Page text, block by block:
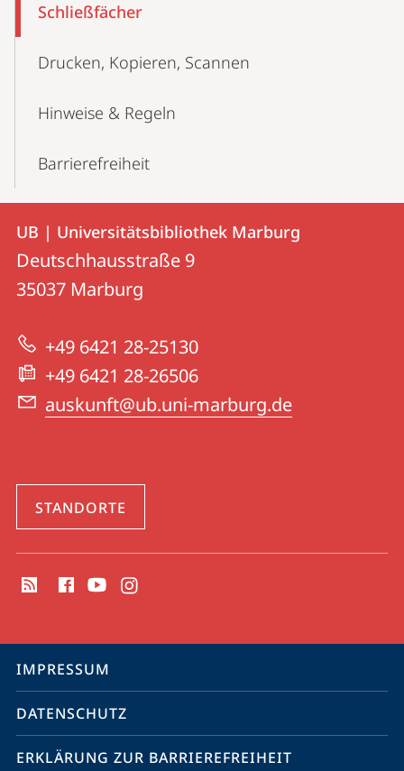
Schließfächer
Drucken, Kopieren, Scannen
Hinweise & Regeln
Barrierefreiheit
Kontakt
und
Informationen
zur
Website
Kontaktinformationen
UB
|
Universitätsbibliothek
Marburg
UB | Universitätsbibliothek Marburg
Deutschhausstraße 9
35037 Marburg
+49 6421 28-25130
+49 6421 28-26506
auskunft@ub.uni-marburg.de
STANDORTE
Media
Service-
Navigation
IMPRESSUM
DATENSCHUTZ
ERKLÄRUNG ZUR BARRIEREFREIHEIT